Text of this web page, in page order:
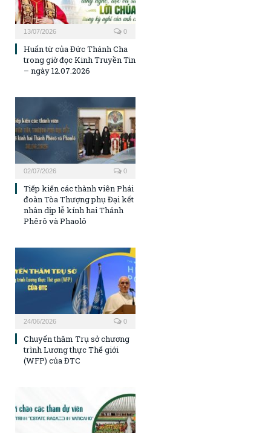
13/07/2026 0
Huấn từ của Đức Thánh Cha
trong giờ đọc Kinh Truyền Tin
– ngày 12.07.2026
02/07/2026 0
Tiếp kiến các thành viên Phái
đoàn Tòa Thượng phụ Đại kết
nhân dịp lễ kính hai Thánh
Phêrô và Phaolô
24/06/2026 0
Chuyến thăm Trụ sở chương
trình Lương thực Thế giới
(WFP) của ĐTC